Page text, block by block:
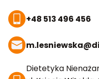
+48 513 496 456
Dietetyka